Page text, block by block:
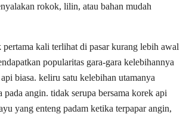
rokok, lilin, atau bahan mudah
kali terlihat di pasar kurang lebih awal
popularitas gara-gara kelebihannya
biasa. keliru satu kelebihan utamanya
pada angin. tidak serupa bersama korek api
yang enteng padam ketika terpapar angin,